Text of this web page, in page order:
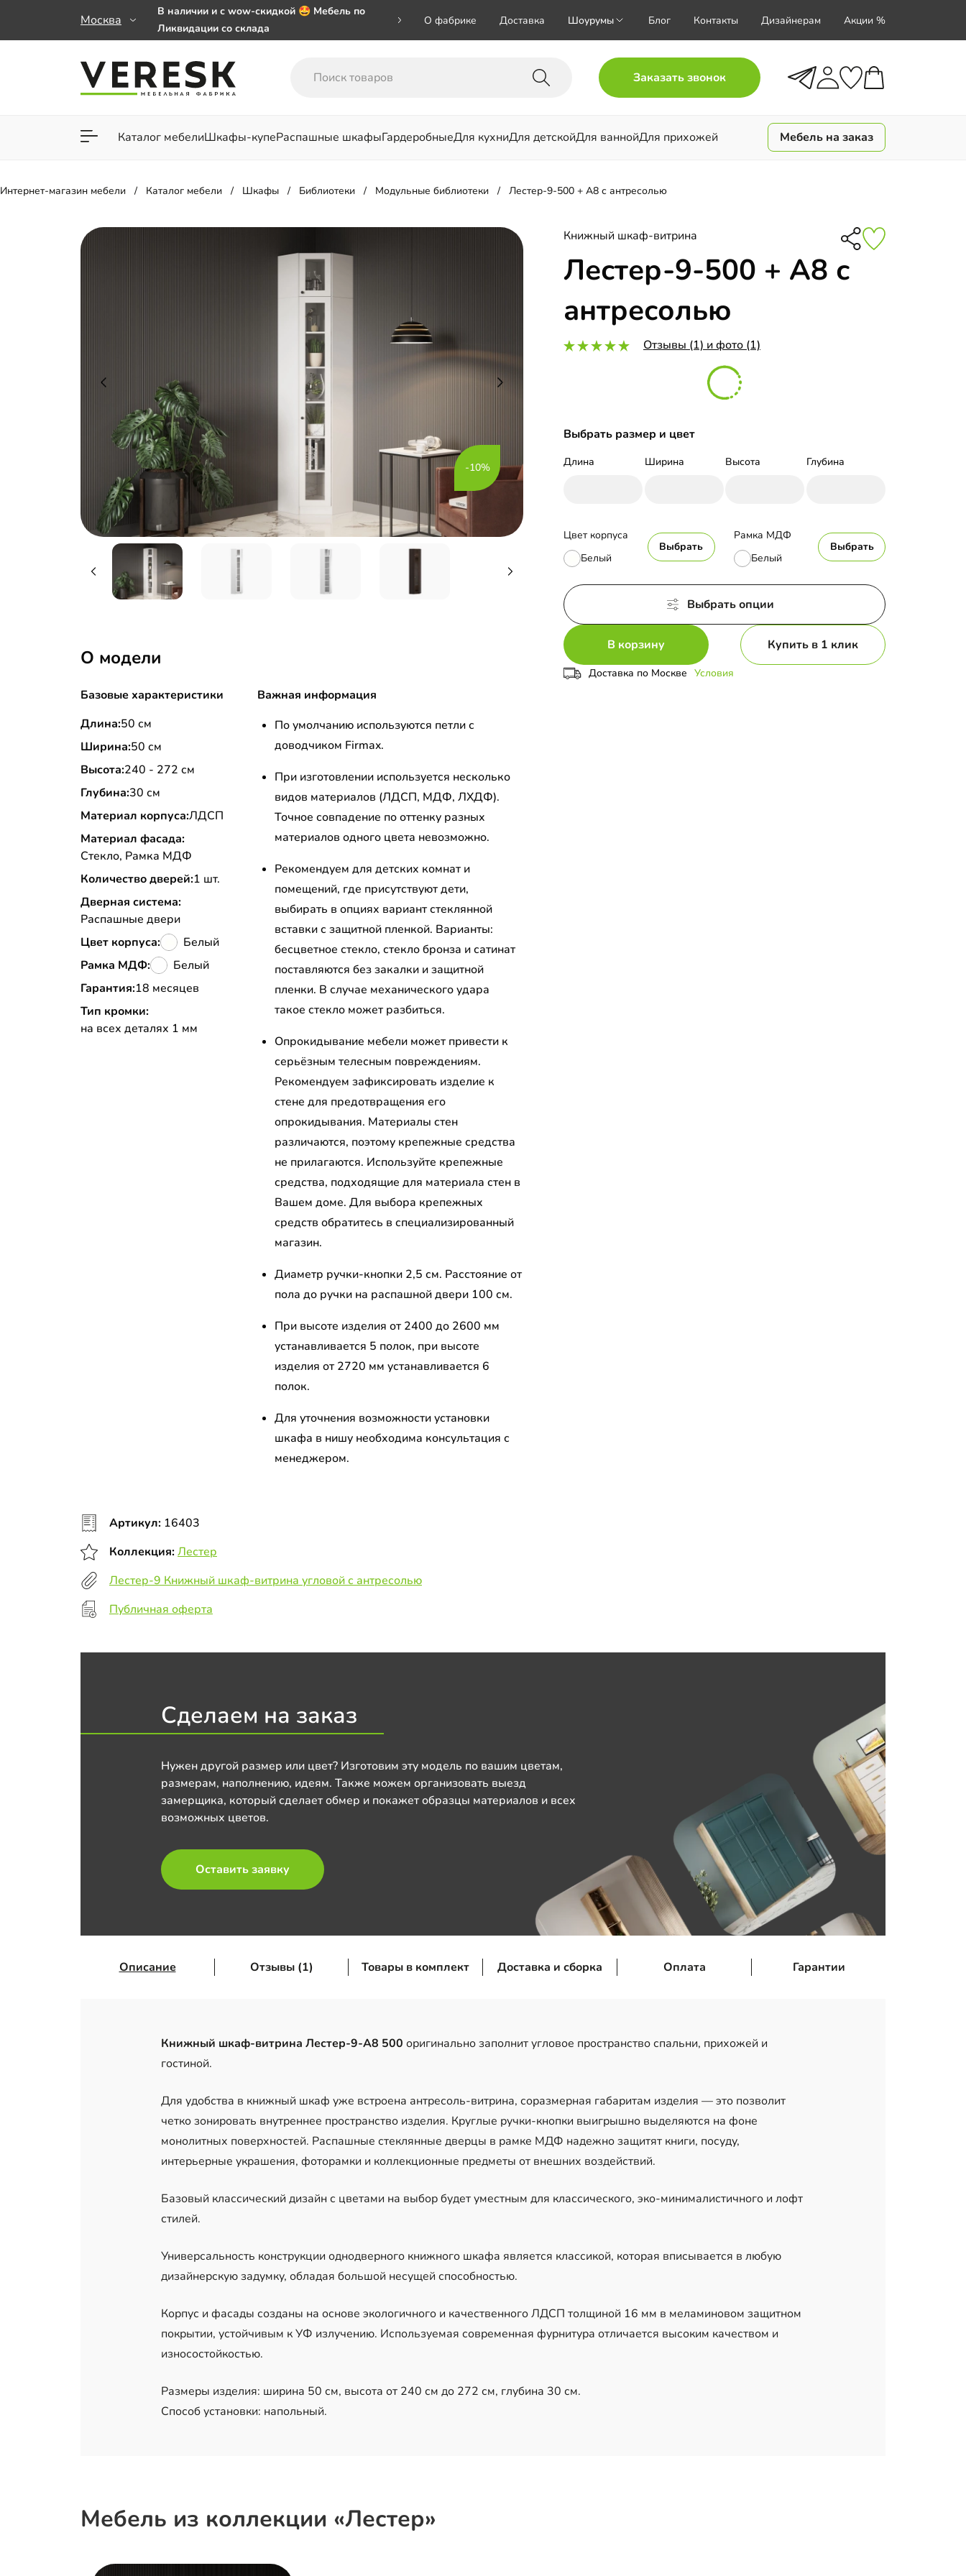
Москва
В наличии и с wow-скидкой 🤩 Мебель по
Ликвидации со склада
заказе от 50 000 ₽
Важно! Наш Whatsapp переехал на номер
О фабрике Доставка Шоурумы Блог Контакты Дизайнерам Акции %
Заказать звонок
Каталог мебелиШкафы-купеРаспашные шкафыГардеробныеДля кухниДля детскойДля ваннойДля прихожей
Для гостиной Для спальни
Мебель на заказ
Интернет-магазин мебели Каталог мебели Шкафы Библиотеки Модульные библиотеки Лестер-9-500 + А8 с антресолью
-10%
Книжный шкаф-витрина
Лестер-9-500 + А8 с
антресолью
Отзывы (1) и фото (1)
Выбрать размер и цвет
Длина Ширина Высота Глубина
Цвет корпуса
Белый
Выбрать
Рамка МДФ
Белый
Выбрать
Выбрать опции
В корзину Купить в 1 клик
Доставка по Москве Условия
О модели
Базовые характеристики
Длина:50 см
Ширина:50 см
Высота:240 - 272 см
Глубина:30 см
Материал корпуса:ЛДСП
Материал фасада:
Стекло, Рамка МДФ
Количество дверей:1 шт.
Дверная система:
Распашные двери
Цвет корпуса:
Белый
Рамка МДФ:
Белый
Гарантия:18 месяцев
Тип кромки:
на всех деталях 1 мм
Важная информация
По умолчанию используются петли с
доводчиком Firmax.
При изготовлении используется несколько
видов материалов (ЛДСП, МДФ, ЛХДФ).
Точное совпадение по оттенку разных
материалов одного цвета невозможно.
Рекомендуем для детских комнат и
помещений, где присутствуют дети,
выбирать в опциях вариант стеклянной
вставки с защитной пленкой. Варианты:
бесцветное стекло, стекло бронза и сатинат
поставляются без закалки и защитной
пленки. В случае механического удара
такое стекло может разбиться.
Опрокидывание мебели может привести к
серьёзным телесным повреждениям.
Рекомендуем зафиксировать изделие к
стене для предотвращения его
опрокидывания. Материалы стен
различаются, поэтому крепежные средства
не прилагаются. Используйте крепежные
средства, подходящие для материала стен в
Вашем доме. Для выбора крепежных
средств обратитесь в специализированный
магазин.
Диаметр ручки-кнопки 2,5 см. Расстояние от
пола до ручки на распашной двери 100 см.
При высоте изделия от 2400 до 2600 мм
устанавливается 5 полок, при высоте
изделия от 2720 мм устанавливается 6
полок.
Для уточнения возможности установки
шкафа в нишу необходима консультация с
менеджером.
Артикул: 16403
Коллекция:Лестер
Лестер-9 Книжный шкаф-витрина угловой с антресолью
Публичная оферта
Сделаем на заказ
Нужен другой размер или цвет? Изготовим эту модель по вашим цветам,
размерам, наполнению, идеям. Также можем организовать выезд
замерщика, который сделает обмер и покажет образцы материалов и всех
возможных цветов.
Оставить заявку
Описание Отзывы (1) Товары в комплект Доставка и сборка Оплата Гарантии
Книжный шкаф-витрина Лестер-9-А8 500 оригинально заполнит угловое пространство спальни, прихожей и
гостиной.
Для удобства в книжный шкаф уже встроена антресоль-витрина, соразмерная габаритам изделия — это позволит
четко зонировать внутреннее пространство изделия. Круглые ручки-кнопки выигрышно выделяются на фоне
монолитных поверхностей. Распашные стеклянные дверцы в рамке МДФ надежно защитят книги, посуду,
интерьерные украшения, фоторамки и коллекционные предметы от внешних воздействий.
Базовый классический дизайн с цветами на выбор будет уместным для классического, эко-минималистичного и лофт
стилей.
Универсальность конструкции однодверного книжного шкафа является классикой, которая вписывается в любую
дизайнерскую задумку, обладая большой несущей способностью.
Корпус и фасады созданы на основе экологичного и качественного ЛДСП толщиной 16 мм в меламиновом защитном
покрытии, устойчивым к УФ излучению. Используемая современная фурнитура отличается высоким качеством и
износостойкостью.
Размеры изделия: ширина 50 см, высота от 240 см до 272 см, глубина 30 см.
Способ установки: напольный.
Мебель из коллекции «Лестер»